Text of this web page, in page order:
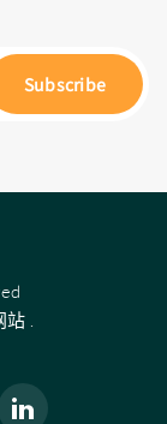
Subscribe
站 .